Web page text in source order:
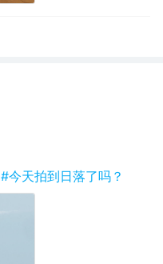
#今天拍到日落了吗？